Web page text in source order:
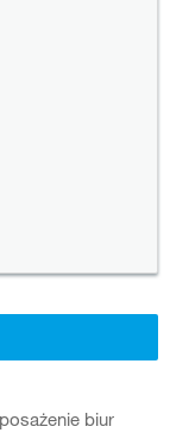
biur